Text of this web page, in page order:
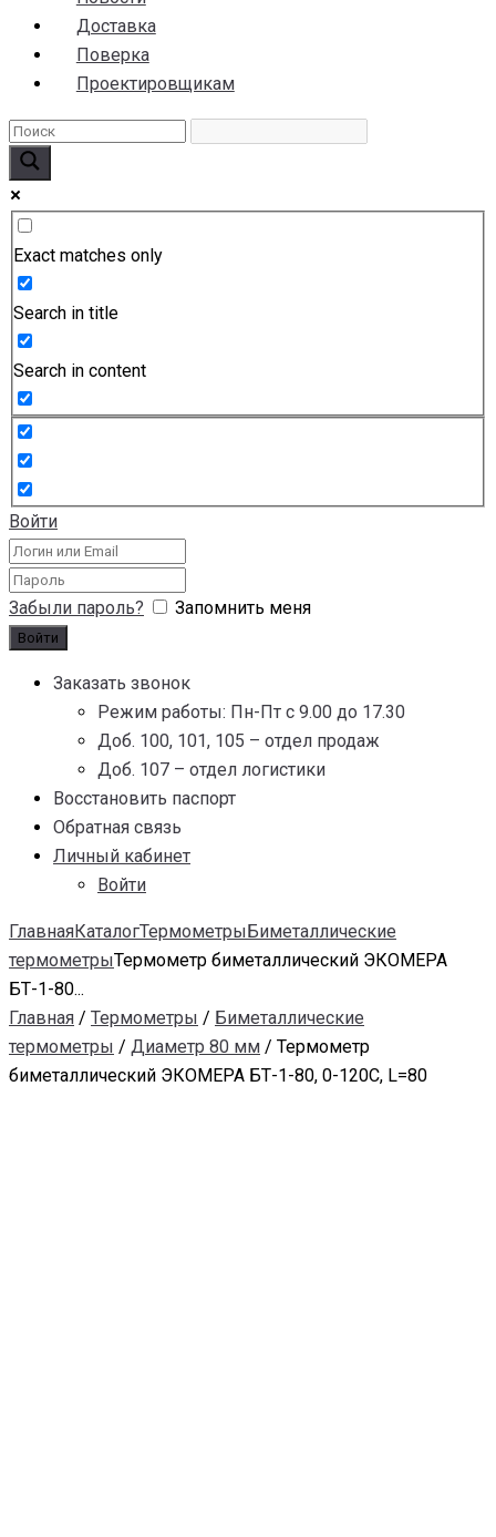
Доставка
Поверка
Проектировщикам
Exact matches only
Search in title
Search in content
Войти
Забыли пароль? Запомнить меня
Заказать звонок
Режим работы: Пн-Пт с 9.00 до 17.30
Доб. 100, 101, 105 – отдел продаж
Доб. 107 – отдел логистики
Восстановить паспорт
Обратная связь
Личный кабинет
Войти
ГлавнаяКаталогТермометрыБиметаллические
термометрыТермометр биметаллический ЭКОМЕРА
БТ-1-80...
Главная / Термометры / Биметаллические
термометры / Диаметр 80 мм / Термометр
биметаллический ЭКОМЕРА БТ-1-80, 0-120С, L=80